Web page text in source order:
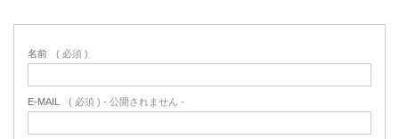
名前 ( 必須 )
E-MAIL ( 必須 ) - 公開されません -